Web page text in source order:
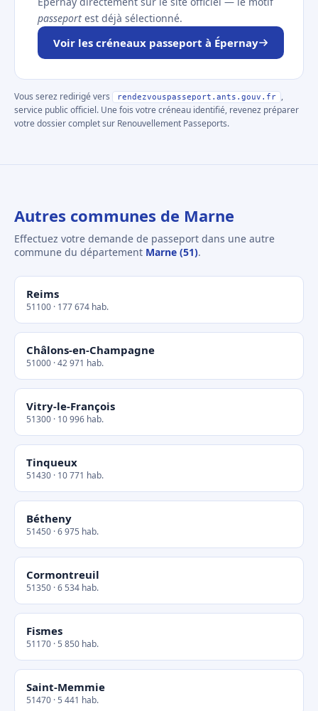
passeport est déjà sélectionné.
Voir les créneaux passeport à Épernay
Vous serez redirigé vers rendezvouspasseport.ants.gouv.fr
,
service public officiel. Une fois votre créneau identifié, revenez préparer
votre dossier complet sur Renouvellement Passeports.
Autres communes de Marne
Effectuez votre demande de passeport dans une autre
commune du département Marne (51).
Reims
51100 · 177 674 hab.
Châlons-en-Champagne
51000 · 42 971 hab.
Vitry-le-François
51300 · 10 996 hab.
Tinqueux
51430 · 10 771 hab.
Bétheny
51450 · 6 975 hab.
Cormontreuil
51350 · 6 534 hab.
Fismes
51170 · 5 850 hab.
Saint-Memmie
51470 · 5 441 hab.